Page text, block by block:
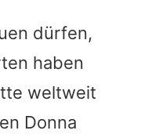
dürfen,
haben
weltweit
Donna